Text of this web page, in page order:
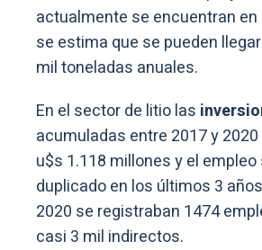
actualmente se encuentran
se estima que se pueden
mil toneladas anuales.
En el sector de litio las
acumuladas entre 2017 y
u$s 1.118 millones y el empleo
duplicado en los últimos 3
2020 se registraban 1474
casi 3 mil indirectos.